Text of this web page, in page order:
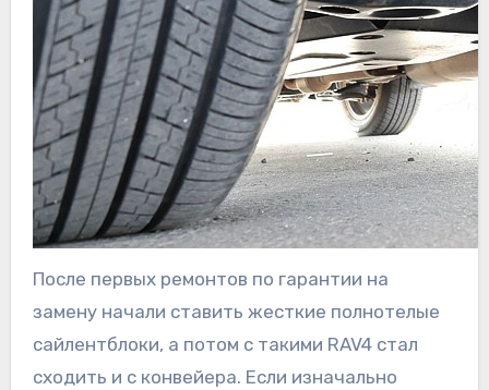
После первых ремонтов по гарантии на
замену начали ставить жесткие полнотелые
сайлентблоки, а потом с такими RAV4 стал
сходить и с конвейера. Если изначально